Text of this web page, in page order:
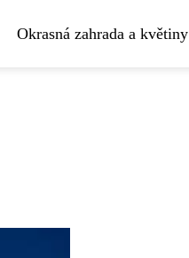
Okrasná zahrada a květiny